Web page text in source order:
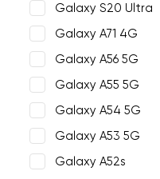
Galaxy S20 Ultra
Galaxy A71 4G
Galaxy A56 5G
Galaxy A55 5G
Galaxy A54 5G
Galaxy A53 5G
Galaxy A52s